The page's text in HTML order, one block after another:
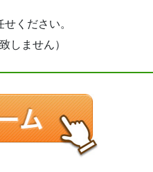
ください。
しません）